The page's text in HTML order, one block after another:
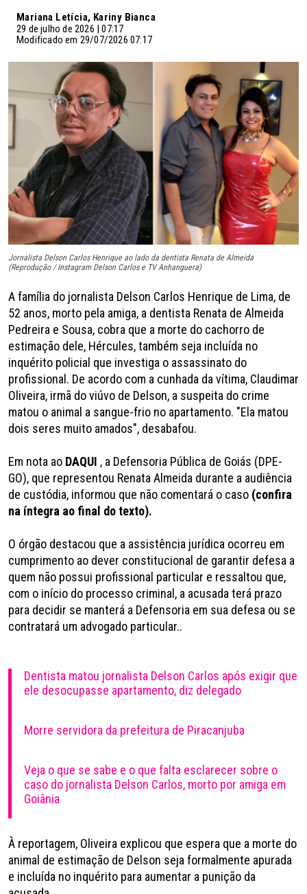
Mariana Letícia, Kariny Bianca
29 de julho de 2026 | 07:17
Modificado em 29/07/2026 07:17
Jornalista Delson Carlos Henrique ao lado da dentista Renata de Almeida
(Reprodução / Instagram Delson Carlos e TV Anhanguera)
A família do jornalista Delson Carlos Henrique de Lima, de
52 anos, morto pela amiga, a dentista Renata de Almeida
Pedreira e Sousa, cobra que a morte do cachorro de
estimação dele, Hércules, também seja incluída no
inquérito policial que investiga o assassinato do
profissional. De acordo com a cunhada da vítima, Claudimar
Oliveira, irmã do viúvo de Delson, a suspeita do crime
matou o animal a sangue-frio no apartamento. "Ela matou
dois seres muito amados", desabafou.
Em nota ao DAQUI , a Defensoria Pública de Goiás (DPE-
GO), que representou Renata Almeida durante a audiência
de custódia, informou que não comentará o caso (confira
na íntegra ao final do texto).
O órgão destacou que a assistência jurídica ocorreu em
cumprimento ao dever constitucional de garantir defesa a
quem não possui profissional particular e ressaltou que,
com o início do processo criminal, a acusada terá prazo
para decidir se manterá a Defensoria em sua defesa ou se
contratará um advogado particular..
Dentista matou jornalista Delson Carlos após exigir que
ele desocupasse apartamento, diz delegado
Morre servidora da prefeitura de Piracanjuba
Veja o que se sabe e o que falta esclarecer sobre o
caso do jornalista Delson Carlos, morto por amiga em
Goiânia
À reportagem, Oliveira explicou que espera que a morte do
animal de estimação de Delson seja formalmente apurada
e incluída no inquérito para aumentar a punição da